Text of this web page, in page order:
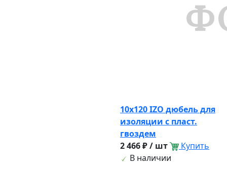
10х120 IZO дюбель для
изоляции с пласт.
гвоздем
2 466 ₽ / шт
Купить
В наличии